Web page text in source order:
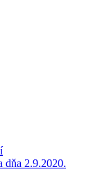
dňa 2.9.2020.